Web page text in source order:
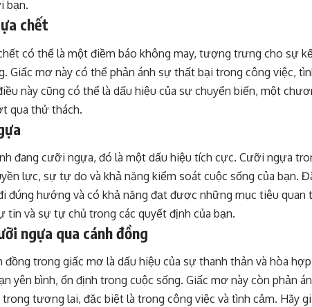
bạn.
chết
có thể là một điềm báo không may, tượng trưng cho sự
Giấc mơ này có thể phản ánh sự thất bại trong công việc,
này cũng có thể là dấu hiệu của sự chuyển biến, một
qua thử thách.
đang cưỡi ngựa, đó là một dấu hiệu tích cực. Cưỡi ngựa
lực, sự tự do và khả năng kiểm soát cuộc sống của bạn.
đúng hướng và có khả năng đạt được những mục tiêu quan
tin và sự tự chủ trong các quyết định của bạn.
ngựa qua cánh đồng
đồng trong giấc mơ là dấu hiệu của sự thanh thản và hòa
yên bình, ổn định trong cuộc sống. Giấc mơ này còn phản
tương lai, đặc biệt là trong công việc và tình cảm. Hãy